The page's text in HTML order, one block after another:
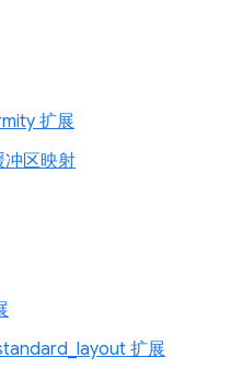
扩展
冲区映射
扩展